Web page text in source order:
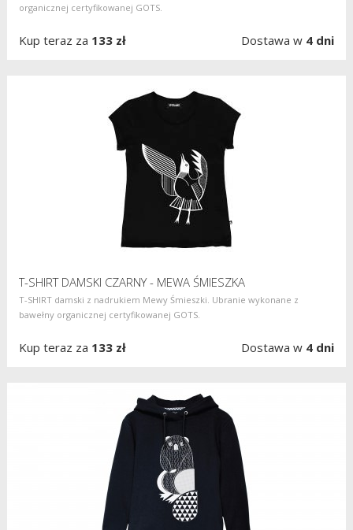
organicznej certyfikowanej GOTS.
Kup teraz za 133 zł Dostawa w 4 dni
T-SHIRT DAMSKI CZARNY - MEWA ŚMIESZKA
T-SHIRT damski z nadrukiem Mewy Śmieszki. Ubranie wykonane z
bawełny organicznej certyfikowanej GOTS.
Kup teraz za 133 zł Dostawa w 4 dni